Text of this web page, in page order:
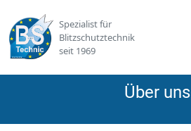
Spezialist für
Blitzschutztechnik
seit 1969
Über uns